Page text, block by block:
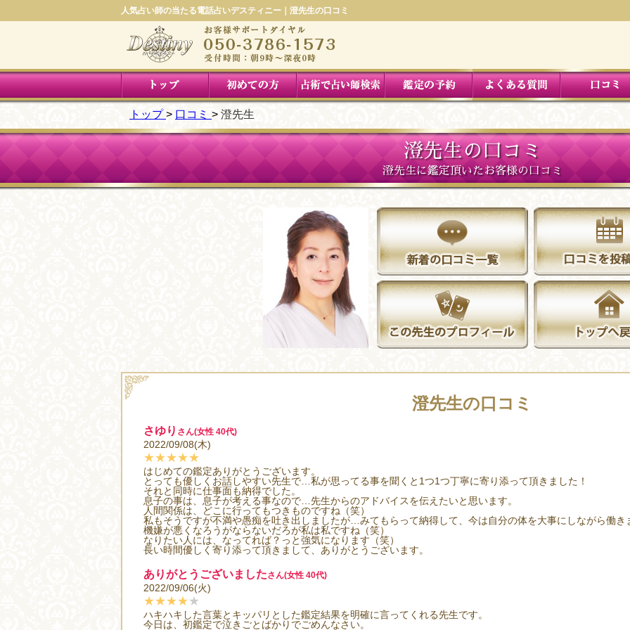
人気占い師の当たる電話占いデスティニー｜澄先生の口コミ
トップ 口コミ 澄先生
澄先生の口コミ
澄先生に鑑定頂いたお客様の口コミ
澄先生の口コミ
さゆり さん(女性 40代)
2022/09/08(木)
★★★★★
はじめての鑑定ありがとうございます。
とっても優しくお話しやすい先生で…私が思ってる事を聞くと1つ1つ丁寧に寄り添って頂きました！
それと同時に仕事面も納得でした。
息子の事は、息子が考える事なので…先生からのアドバイスを伝えたいと思います。
人間関係は、どこに行ってもつきものですね（笑）
私もそうですが不満や愚痴を吐き出しましたが…みてもらって納得して、今は自分の体を大事にしながら働き
機嫌が悪くなろうがならないだろが私は私ですね（笑）
なりたい人には、なってれば？っと強気になります（笑）
長い時間優しく寄り添って頂きまして、ありがとうございます。
ありがとうございましたさん(女性 40代)
2022/09/06(火)
★★★★★
ハキハキした言葉とキッパリとした鑑定結果を明確に言ってくれる先生です。
今日は、初鑑定で泣きごとばかりでごめんなさい。